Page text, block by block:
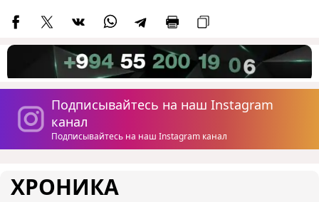
Подписывайтесь на наш Instagram
канал
Подписывайтесь на наш Instagram канал
ХРОНИКА